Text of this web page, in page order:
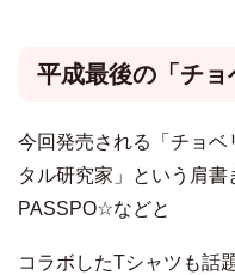
平成最後の「チョ
今回発売される「チョ
タル研究家」という肩
PASSPO☆などと
コラボしたTシャツも話